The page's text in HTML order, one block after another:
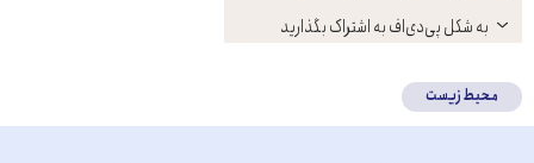
باز
کنید
به شکل پی‌دی‌اف به اشتراک بگذارید
محیط زیست